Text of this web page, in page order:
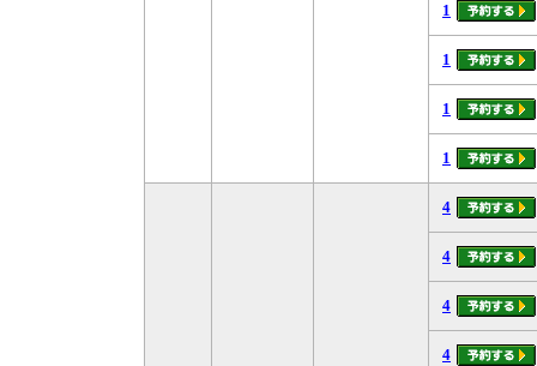
1
1
1
1
4
4
4
4